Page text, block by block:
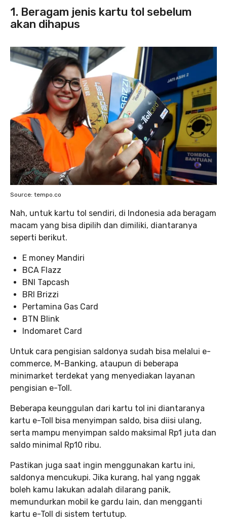
1. Beragam jenis kartu tol sebelum
akan dihapus
Source: tempo.co
Nah, untuk kartu tol sendiri, di Indonesia ada beragam
macam yang bisa dipilih dan dimiliki, diantaranya
seperti berikut.
E money Mandiri
BCA Flazz
BNI Tapcash
BRI Brizzi
Pertamina Gas Card
BTN Blink
Indomaret Card
Untuk cara pengisian saldonya sudah bisa melalui e-
commerce, M-Banking, ataupun di beberapa
minimarket terdekat yang menyediakan layanan
pengisian e-Toll.
Beberapa keunggulan dari kartu tol ini diantaranya
kartu e-Toll bisa menyimpan saldo, bisa diisi ulang,
serta mampu menyimpan saldo maksimal Rp1 juta dan
saldo minimal Rp10 ribu.
Pastikan juga saat ingin menggunakan kartu ini,
saldonya mencukupi. Jika kurang, hal yang nggak
boleh kamu lakukan adalah dilarang panik,
memundurkan mobil ke gardu lain, dan mengganti
kartu e-Toll di sistem tertutup.